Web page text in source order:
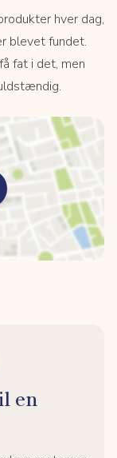
hver dag,
blevet fundet.
fat i det, men
en